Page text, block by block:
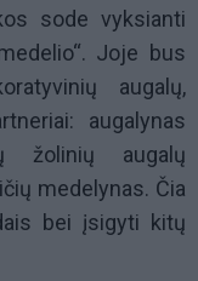
sode vyksianti
Joje bus
augalų,
augalynas
žolinių augalų
medelynas. Čia
bei įsigyti kitų